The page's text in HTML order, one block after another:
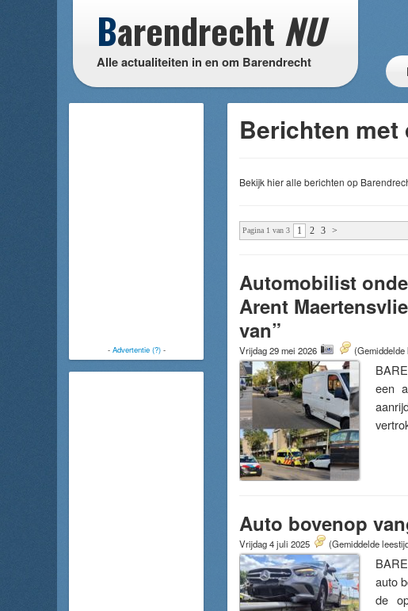
Barendrecht NU
Alle actualiteiten in en om Barendrecht
- Advertentie (?)-
Berichten met
Bekijk hier alle berichten op
Pagina 1 van 3 1 2 3 >
Automobilist
Arent
van”
Vrijdag 29 mei 2026 (Gemiddelde
een
Auto bovenop
Vrijdag 4 juli 2025 (Gemiddelde
auto
de